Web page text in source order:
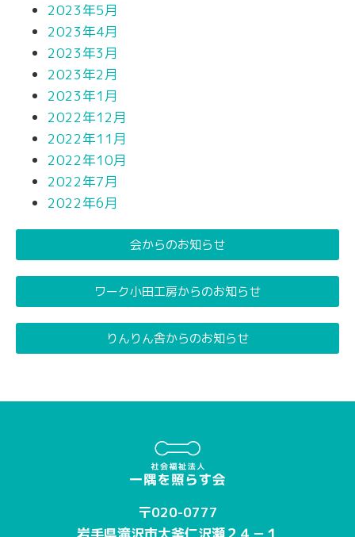
2023年5月
2023年4月
2023年3月
2023年2月
2023年1月
2022年12月
2022年11月
2022年10月
2022年7月
2022年6月
会からのお知らせ
ワーク小田工房からのお知らせ
りんりん舎からのお知らせ
〒020-0777
岩手県滝沢市大釜仁沢瀬２４－１